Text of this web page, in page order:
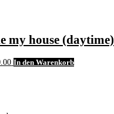
my house (daytime)
In den Warenkorb